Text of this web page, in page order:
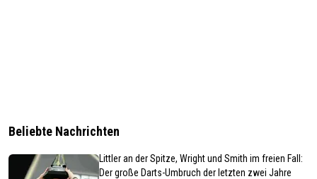
Beliebte Nachrichten
Littler an der Spitze, Wright und Smith im freien Fall:
Der große Darts-Umbruch der letzten zwei Jahre